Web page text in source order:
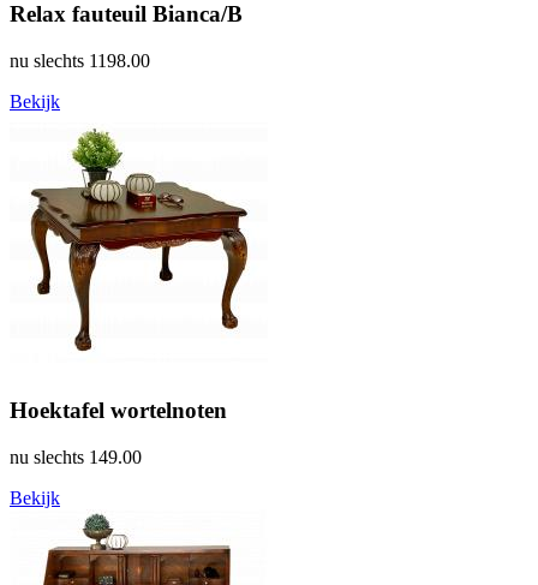
Relax fauteuil Bianca/B
nu slechts 1198.00
Bekijk
Hoektafel wortelnoten
nu slechts 149.00
Bekijk